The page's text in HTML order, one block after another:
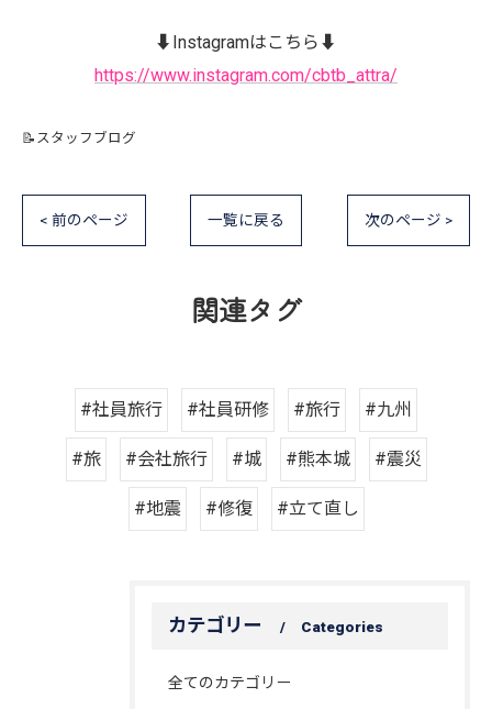
⬇️Instagramはこちら⬇️
https://www.instagram.com/cbtb_attra/
📝スタッフブログ
< 前のページ 一覧に戻る 次のページ >
関連タグ
#社員旅行 #社員研修 #旅行 #九州
#旅 #会社旅行 #城 #熊本城 #震災
#地震 #修復 #立て直し
カテゴリー Categories
全てのカテゴリー